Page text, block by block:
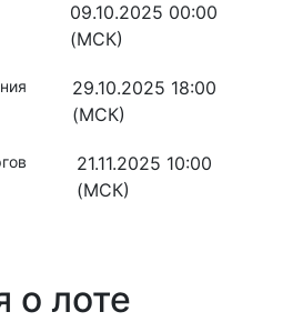
09.10.2025 00:00
(МСК)
29.10.2025 18:00
(МСК)
21.11.2025 10:00
(МСК)
о лоте